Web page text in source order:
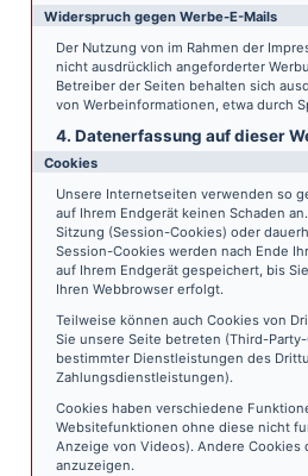
Widerspruch gegen Werbe-E-Mails
Der Nutzung von im Rahmen der
nicht ausdrücklich angeforderter
Betreiber der Seiten behalten sich
von Werbeinformationen, etwa durch
4. Datenerfassung auf dieser
Cookies
Unsere Internetseiten verwenden so
auf Ihrem Endgerät keinen Schaden
Sitzung (Session-Cookies) oder
Session-Cookies werden nach Ende
auf Ihrem Endgerät gespeichert, bis
Ihren Webbrowser erfolgt.
Teilweise können auch Cookies von
Sie unsere Seite betreten (Third-
bestimmter Dienstleistungen des
Zahlungsdienstleistungen).
Cookies haben verschiedene
Websitefunktionen ohne diese nicht
Anzeige von Videos). Andere
anzuzeigen.